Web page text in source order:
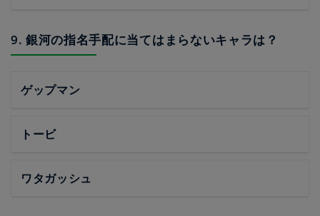
9. 銀河の指名手配に当てはまらないキャラは？
ゲップマン
トービ
ワタガッシュ